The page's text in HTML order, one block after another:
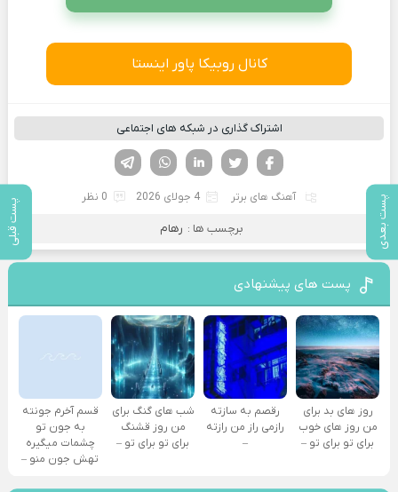
پست بعدی پست قبلی
کانال روبیکا پاور اینستا
اشتراک گذاری در شبکه های اجتماعی
لینکدین تویتر
فیسوک
آهنگ های برتر 4 جولای 2026 0 نظر
برچسب ها : رهام
پست های پیشنهادی
روز های بد برای
من روز های خوب
برای تو برای تو –
رقصم به سازته
رازمی راز من رازته
–
شب های گنگ برای
من روز قشنگ
برای تو برای تو –
قسم آخرم جونته
به جون تو
چشمات میگیره
تهش جون منو –